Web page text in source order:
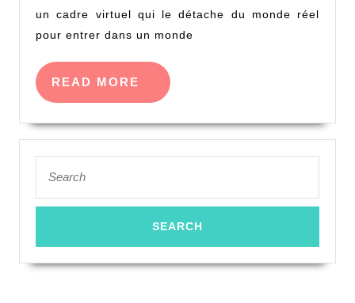
les
un cadre virtuel qui le détache du monde réel
pour entrer dans un monde
READ MORE
READ
MORE
for: